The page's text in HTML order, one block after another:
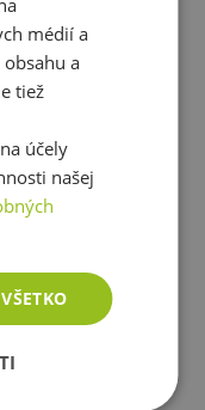
S
A ČOKOLÁDOU
snack,
energiou,
vytvorte si svoju
ZDRAVÍ
médií a
a
tiež
účely
našej